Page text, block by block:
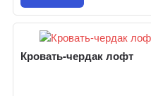
Кровать-чердак лофт